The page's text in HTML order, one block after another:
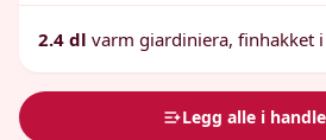
2.4 dl varm giardiniera, finhakket
Legg alle i